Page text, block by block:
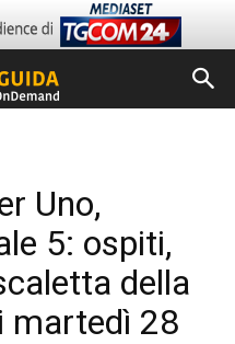
Uno,
5: ospiti,
della
martedì 28